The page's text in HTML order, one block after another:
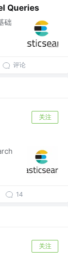
Queries
础
评论
关注
14
关注